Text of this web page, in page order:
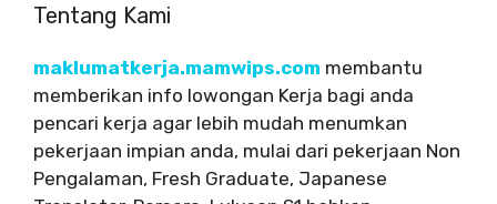
Tentang Kami
maklumatkerja.mamwips.com membantu
memberikan info lowongan Kerja bagi anda
pencari kerja agar lebih mudah menumkan
pekerjaan impian anda, mulai dari pekerjaan Non
Pengalaman, Fresh Graduate, Japanese